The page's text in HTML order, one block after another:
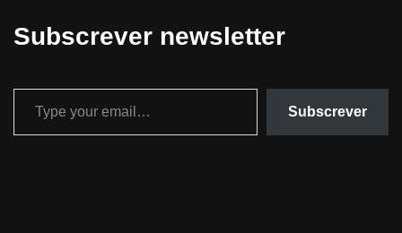
Subscrever newsletter
Subscrever